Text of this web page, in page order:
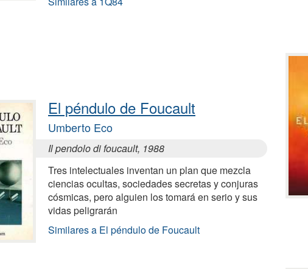
El péndulo de Foucault
Umberto Eco
Il pendolo di foucault, 1988
Tres intelectuales inventan un plan que mezcla
ciencias ocultas, sociedades secretas y conjuras
cósmicas, pero alguien los tomará en serio y sus
vidas peligrarán
Similares a El péndulo de Foucault